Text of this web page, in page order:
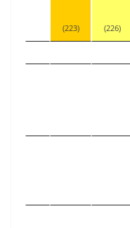
(223) (226)